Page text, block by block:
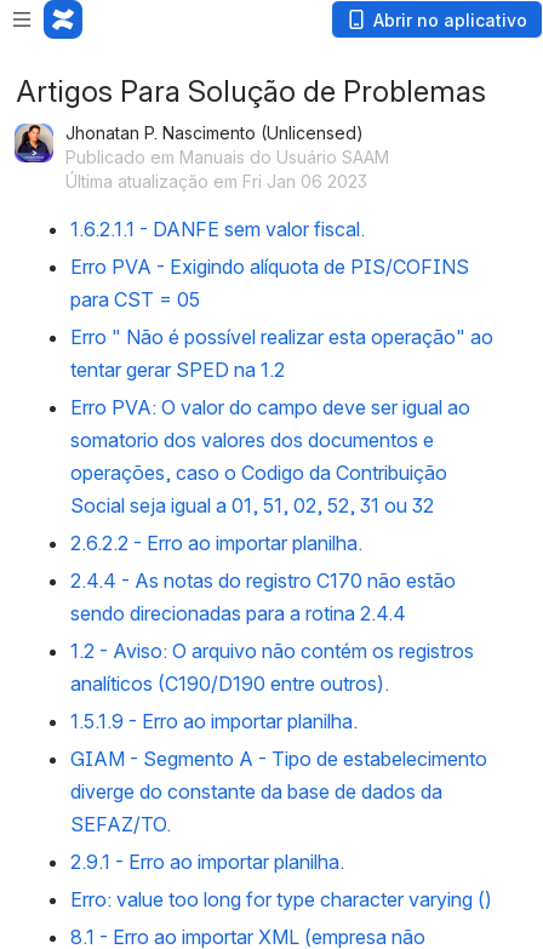
Abrir no aplicativo
Artigos Para Solução de Problemas
Jhonatan P. Nascimento (Unlicensed)
Publicado em Manuais do Usuário SAAM
Última atualização em Fri Jan 06 2023
1.6.2.1.1 - DANFE sem valor fiscal.
Erro PVA - Exigindo alíquota de PIS/COFINS
para CST = 05
Erro " Não é possível realizar esta operação" ao
tentar gerar SPED na 1.2
Erro PVA: O valor do campo deve ser igual ao
somatorio dos valores dos documentos e
operações, caso o Codigo da Contribuição
Social seja igual a 01, 51, 02, 52, 31 ou 32
2.6.2.2 - Erro ao importar planilha.
2.4.4 - As notas do registro C170 não estão
sendo direcionadas para a rotina 2.4.4
1.2 - Aviso: O arquivo não contém os registros
analíticos (C190/D190 entre outros).
1.5.1.9 - Erro ao importar planilha.
GIAM - Segmento A - Tipo de estabelecimento
diverge do constante da base de dados da
SEFAZ/TO.
2.9.1 - Erro ao importar planilha.
Erro: value too long for type character varying ()
8.1 - Erro ao importar XML (empresa não